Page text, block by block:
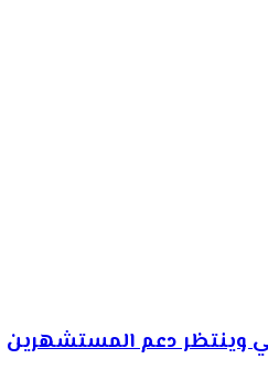
وينتظر دعم المستشهرين